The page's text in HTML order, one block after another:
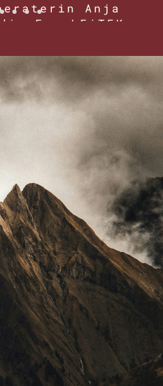
Anja
Fa. LEiTEK
Weg der
in
beraten und
konnten uns
verlassen,
und
fundierte
zu
Vor allem in
uns
Wortwahl -
wir uns
heute noch,
ist sie eine
Partnerin auf
die immer
bereit ist,
zu